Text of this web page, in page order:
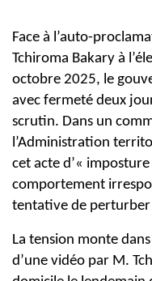
Face à l’auto-
Tchiroma Bakary à
octobre 2025, le
avec fermeté deux
scrutin. Dans un
l’Administration
cet acte d’«
comportement
tentative de perturber
La tension monte
d’une vidéo par M.